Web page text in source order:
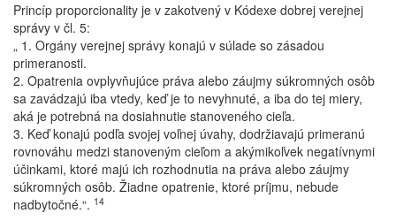
Princíp proporcionality je v zakotvený v Kódexe dobrej verejnej
správy v čl. 5:
„ 1. Orgány verejnej správy konajú v súlade so zásadou
primeranosti.
2. Opatrenia ovplyvňujúce práva alebo záujmy súkromných osôb
sa zavádzajú iba vtedy, keď je to nevyhnuté, a iba do tej miery,
aká je potrebná na dosiahnutie stanoveného cieľa.
3. Keď konajú podľa svojej voľnej úvahy, dodržiavajú primeranú
rovnováhu medzi stanoveným cieľom a akýmikoľvek negatívnymi
účinkami, ktoré majú ich rozhodnutia na práva alebo záujmy
súkromných osôb. Žiadne opatrenie, ktoré príjmu, nebude
nadbytočné.“. 14